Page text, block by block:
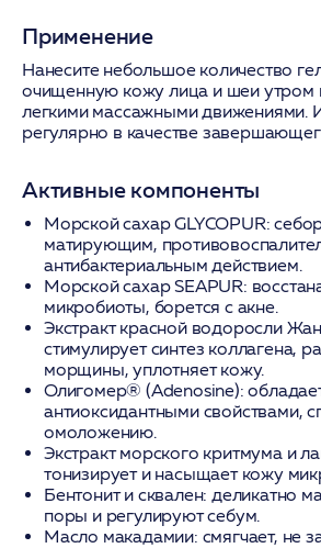
Применение
Нанесите небольшое количество
очищенную кожу лица и шеи утром
легкими массажными движениями.
регулярно в качестве
Активные компоненты
Морской сахар GLYCOPUR:
матирующим,
антибактериальным действием.
Морской сахар SEAPUR:
микробиоты, борется с акне.
Экстракт красной водоросли
стимулирует синтез коллагена,
морщины, уплотняет кожу.
Олигомер® (Adenosine):
антиоксидантными свойствами,
омоложению.
Экстракт морского критмума и
тонизирует и насыщает кожу
Бентонит и сквален: деликатно
поры и регулируют себум.
Масло макадамии: смягчает, не